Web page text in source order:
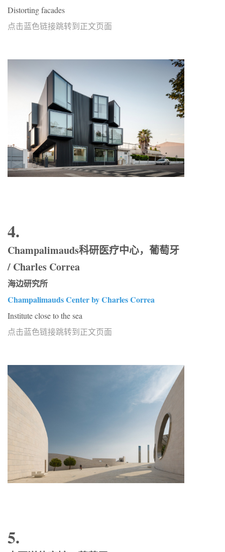
Distorting facades
点击蓝色链接跳转到正文页面
4.
Champalimauds科研医疗中心，葡萄牙
/ Charles Correa
海边研究所
Champalimauds Center by Charles Correa
Institute close to the sea
点击蓝色链接跳转到正文页面
5.